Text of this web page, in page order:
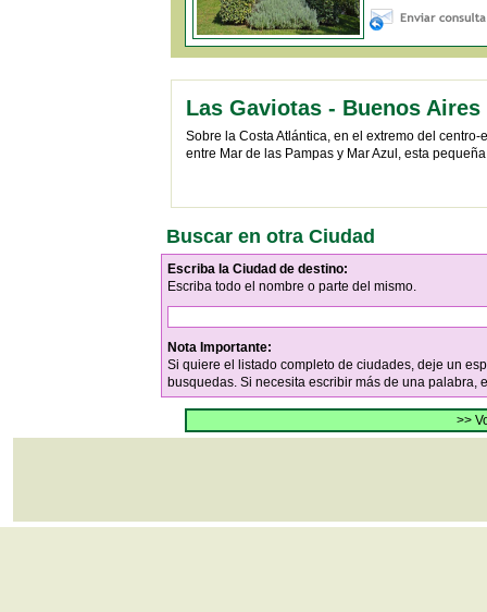
Las Gaviotas - Buenos Aires
Sobre la Costa Atlántica, en el extremo del
entre Mar de las Pampas y Mar Azul, esta
Buscar en otra Ciudad
Escriba la Ciudad de destino:
Escriba todo el nombre o parte del mismo.
Nota Importante:
Si quiere el listado completo de ciudades, deje un
busquedas. Si necesita escribir más de una palabra,
>>